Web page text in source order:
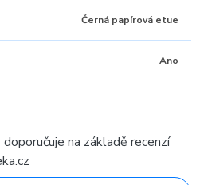
Černá papírová etue
Ano
doporučuje na základě recenzí